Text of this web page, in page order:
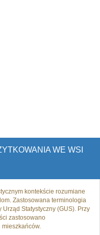
WE WSI
kontekście rozumiane
Zastosowana terminologia
Urząd Statystyczny (GUS). Przy
zastosowano